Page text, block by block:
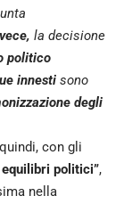
la decisione
politico
innesti sono
degli
con gli
politici”,
nella